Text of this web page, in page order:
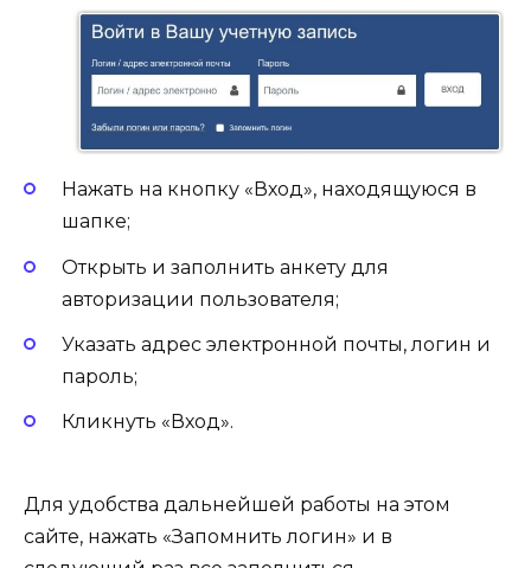
Нажать на кнопку «Вход», находящуюся в
шапке;
Открыть и заполнить анкету для
авторизации пользователя;
Указать адрес электронной почты, логин и
пароль;
Кликнуть «Вход».
Для удобства дальнейшей работы на этом
сайте, нажать «Запомнить логин» и в